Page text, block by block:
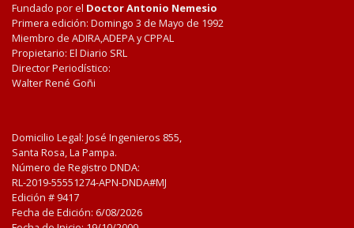
Fundado por el Doctor Antonio Nemesio
Primera edición: Domingo 3 de Mayo de 1992
Miembro de ADIRA,ADEPA y CPPAL
Propietario: El Diario SRL
Director Periodístico:
Walter René Goñi
Domicilio Legal: José Ingenieros 855,
Santa Rosa, La Pampa.
Número de Registro DNDA:
RL-2019-55551274-APN-DNDA#MJ
Edición # 9417
Fecha de Edición: 6/08/2026